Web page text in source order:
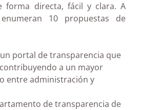
forma directa, fácil y clara. A
10 propuestas de
portal de transparencia que
a un mayor
entre administración y
de transparencia de